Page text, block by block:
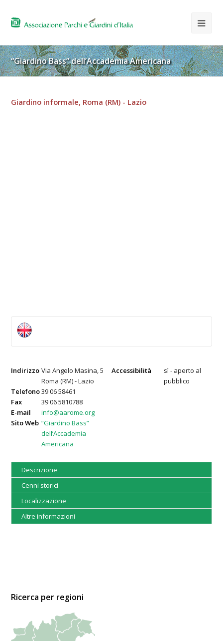
“Giardino Bass” dell’Accademia Americana
Giardino informale, Roma (RM) - Lazio
Indirizzo Via Angelo Masina, 5
Roma (RM) - Lazio
Accessibilità
sì - aperto al
pubblico
Telefono39 06 58461
Fax
39 06 5810788
E-mail
info@aarome.org
Sito Web “Giardino Bass”
dell’Accademia
Americana
Descrizione
Cenni storici
Localizzazione
Altre informazioni
Ricerca per regioni